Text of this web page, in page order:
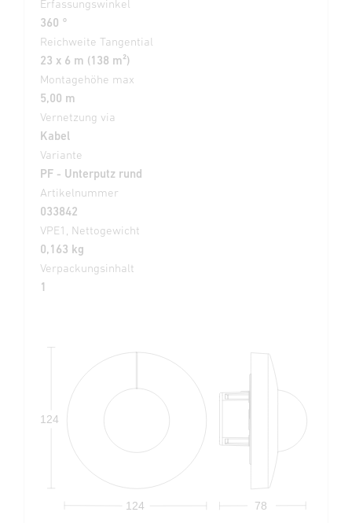
Erfassungswinkel
360 °
Reichweite Tangential
23 x 6 m (138 m²)
Montagehöhe max
5,00 m
Vernetzung via
Kabel
Variante
PF - Unterputz rund
Artikelnummer
033842
VPE1, Nettogewicht
0,163 kg
Verpackungsinhalt
1
78
124
124